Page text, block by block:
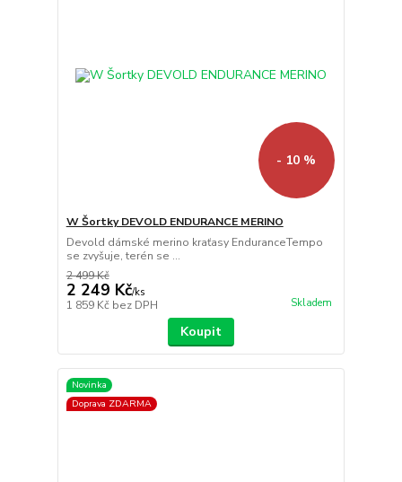
- 10 %
W Šortky DEVOLD ENDURANCE MERINO
Devold dámské merino kraťasy EnduranceTempo
se zvyšuje, terén se ...
2 499 Kč
2 249 Kč/ks
1 859 Kč bez DPH Skladem
Koupit
Novinka
Doprava ZDARMA